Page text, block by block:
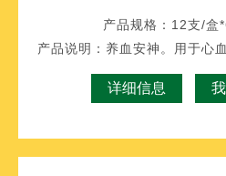
产品规格： 12支/盒
产品说明： 养血安神。用于心血不足所致
详细信息